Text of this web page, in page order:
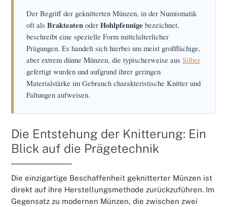
Der Begriff der geknitterten Münzen, in der Numismatik
oft als Brakteaten oder Hohlpfennige bezeichnet,
beschreibt eine spezielle Form mittelalterlicher
Prägungen. Es handelt sich hierbei um meist großflächige,
aber extrem dünne Münzen, die typischerweise aus Silber
gefertigt wurden und aufgrund ihrer geringen
Materialstärke im Gebrauch charakteristische Knitter und
Faltungen aufweisen.
Die Entstehung der Knitterung: Ein
Blick auf die Prägetechnik
Die einzigartige Beschaffenheit geknitterter Münzen ist
direkt auf ihre Herstellungsmethode zurückzuführen. Im
Gegensatz zu modernen Münzen, die zwischen zwei